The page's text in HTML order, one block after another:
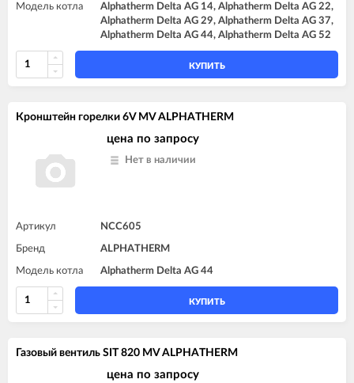
Модель котла
Alphatherm Delta AG 14, Alphatherm Delta AG 22,
Alphatherm Delta AG 29, Alphatherm Delta AG 37,
Alphatherm Delta AG 44, Alphatherm Delta AG 52
КУПИТЬ
Кронштейн горелки 6V MV ALPHATHERM
цена по запросу
Нет в наличии
Артикул NCC605
Бренд ALPHATHERM
Модель котла Alphatherm Delta AG 44
КУПИТЬ
Газовый вентиль SIT 820 MV ALPHATHERM
цена по запросу